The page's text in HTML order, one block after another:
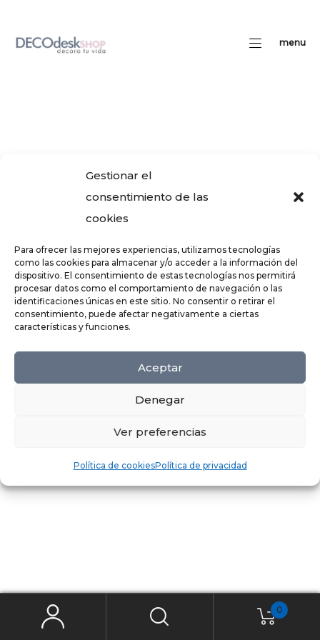
Gestionar el
consentimiento de las
cookies
Para ofrecer las mejores experiencias, utilizamos tecnologías
como las cookies para almacenar y/o acceder a la información del
dispositivo. El consentimiento de estas tecnologías nos permitirá
procesar datos como el comportamiento de navegación o las
identificaciones únicas en este sitio. No consentir o retirar el
consentimiento, puede afectar negativamente a ciertas
características y funciones.
Aceptar
Denegar
Ver preferencias
Política de cookiesPolítica de privacidad
menu
0